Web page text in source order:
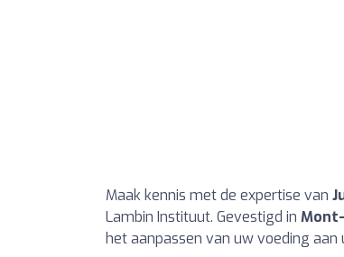
Maak kennis met de expertise van
Lambin Instituut. Gevestigd in
het aanpassen van uw voeding